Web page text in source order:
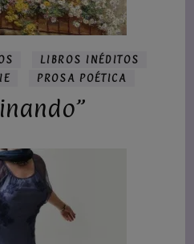
LIBROS INÉDITOS
PROSA POÉTICA